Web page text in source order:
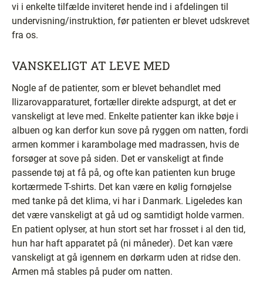
vi i enkelte tilfælde inviteret hende ind i afdelingen til
undervisning/instruktion, før patienten er blevet udskrevet
fra os.
VANSKELIGT AT LEVE MED
Nogle af de patienter, som er blevet behandlet med
Ilizarovapparaturet, fortæller direkte adspurgt, at det er
vanskeligt at leve med. Enkelte patienter kan ikke bøje i
albuen og kan derfor kun sove på ryggen om natten, fordi
armen kommer i karambolage med madrassen, hvis de
forsøger at sove på siden. Det er vanskeligt at finde
passende tøj at få på, og ofte kan patienten kun bruge
kortærmede T-shirts. Det kan være en kølig fornøjelse
med tanke på det klima, vi har i Danmark. Ligeledes kan
det være vanskeligt at gå ud og samtidigt holde varmen.
En patient oplyser, at hun stort set har frosset i al den tid,
hun har haft apparatet på (ni måneder). Det kan være
vanskeligt at gå igennem en dørkarm uden at ridse den.
Armen må stables på puder om natten.